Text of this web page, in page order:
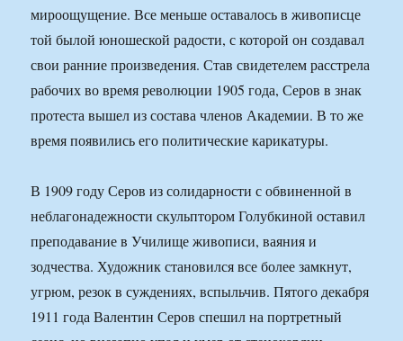
мироощущение. Все меньше оставалось в живописце
той былой юношеской радости, с которой он создавал
свои ранние произведения. Став свидетелем расстрела
рабочих во время революции 1905 года, Серов в знак
протеста вышел из состава членов Академии. В то же
время появились его политические карикатуры.
В 1909 году Серов из солидарности с обвиненной в
неблагонадежности скульптором Голубкиной оставил
преподавание в Училище живописи, ваяния и
зодчества. Художник становился все более замкнут,
угрюм, резок в суждениях, вспыльчив. Пятого декабря
1911 года Валентин Серов спешил на портретный